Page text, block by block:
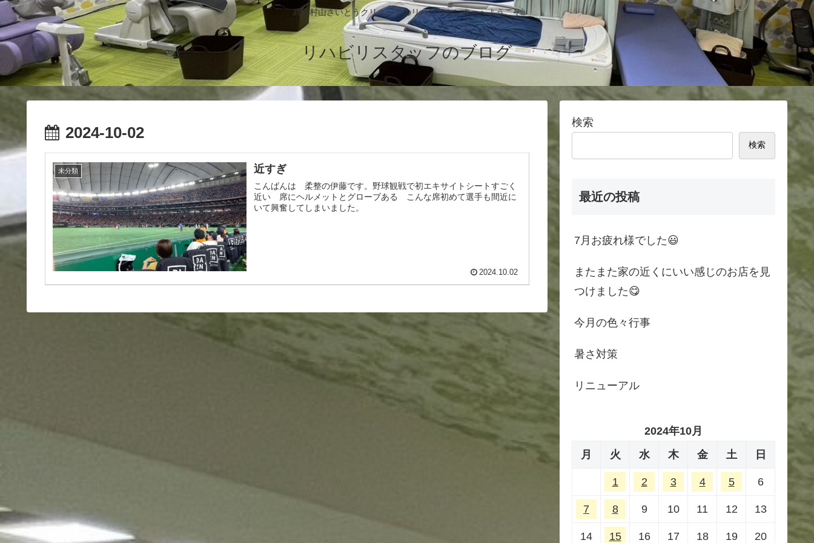
武蔵村山さいとうクリニックのリハビリセンターへようこそ
リハビリスタッフのブログ
2024-10-02
未分類 近すぎ
こんばんは 柔整の伊藤です。野球観戦で初エキサイトシートすごく
近い 席にヘルメットとグローブある こんな席初めて選手も間近に
いて興奮してしまいました。
2024.10.02
検索
検索
最近の投稿
7月お疲れ様でした😃
またまた家の近くにいい感じのお店を見
つけました😋
今月の色々行事
暑さ対策
リニューアル
2024年10月
月
火 水 木 金 土 日
1 2 3 4 5 6
7 8 9 10 11 12 13
14 15 16 17 18 19 20